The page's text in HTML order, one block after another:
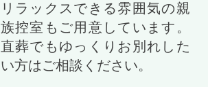
リラックスできる雰囲気の親
族控室もご用意しています。
直葬でもゆっくりお別れした
い方はご相談ください。